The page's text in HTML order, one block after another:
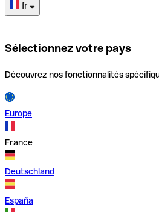
fr
Sélectionnez votre pays
Découvrez nos fonctionnalités
Europe
France
Deutschland
España